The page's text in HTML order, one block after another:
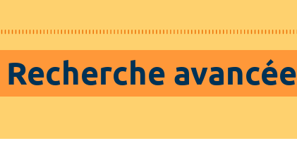
Recherche avancée